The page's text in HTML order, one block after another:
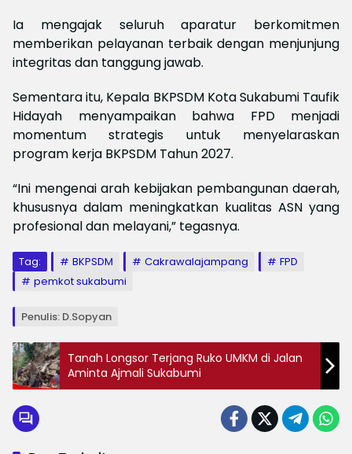
Ia mengajak seluruh aparatur berkomitmen
memberikan pelayanan terbaik dengan menjunjung
integritas dan tanggung jawab.
Sementara itu, Kepala BKPSDM Kota Sukabumi Taufik
Hidayah menyampaikan bahwa FPD menjadi
momentum strategis untuk menyelaraskan
program kerja BKPSDM Tahun 2027.
“Ini mengenai arah kebijakan pembangunan daerah,
khususnya dalam meningkatkan kualitas ASN yang
profesional dan melayani,” tegasnya.
Tag: BKPSDM Cakrawalajampang
FPD
pemkot sukabumi
Penulis: D.Sopyan
Tanah Longsor Terjang Ruko UMKM di Jalan
Aminta Ajmali Sukabumi